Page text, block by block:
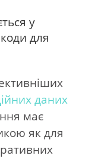
у
для
даних
має
як для